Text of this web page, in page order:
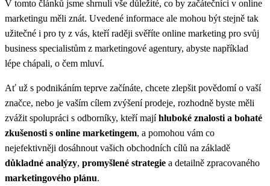
V tomto článků jsme shrnuli vše důležité, co by začátečníci v online
marketingu měli znát. Uvedené informace ale mohou být stejně tak
užitečné i pro ty z vás, kteří raději svěříte online marketing pro svůj
business specialistům z marketingové agentury, abyste například
lépe chápali, o čem mluví.
Ať už s podnikáním teprve začínáte, chcete zlepšit povědomí o vaší
značce, nebo je vaším cílem zvýšení prodeje, rozhodně byste měli
zvážit spolupráci s odborníky, kteří majíhluboké znalosti a bohaté
zkušenosti s online marketingem, a pomohou vám co
nejefektivněji dosáhnout vašich obchodních cílů na základě
důkladné analýzy, promyšlené strategie a detailně zpracovaného
marketingového plánu.